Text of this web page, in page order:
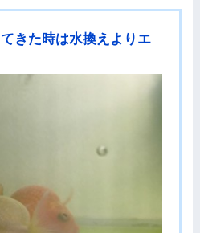
きた時は水換えよりエ